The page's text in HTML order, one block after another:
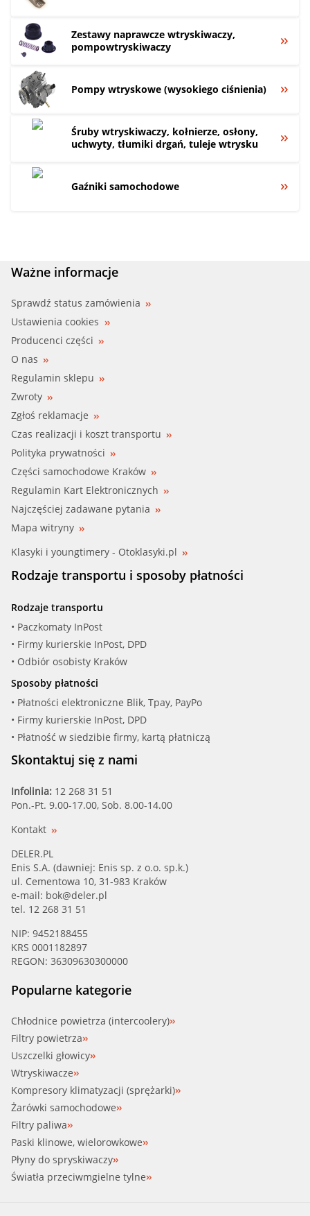
Zestawy naprawcze wtryskiwaczy,
pompowtryskiwaczy
Pompy wtryskowe (wysokiego ciśnienia)
Śruby wtryskiwaczy, kołnierze, osłony,
uchwyty, tłumiki drgań, tuleje wtrysku
Gaźniki samochodowe
Ważne informacje
Sprawdź status zamówienia
Ustawienia cookies
Producenci części
O nas
Regulamin sklepu
Zwroty
Zgłoś reklamacje
Czas realizacji i koszt transportu
Polityka prywatności
Części samochodowe Kraków
Regulamin Kart Elektronicznych
Najczęściej zadawane pytania
Mapa witryny
Klasyki i youngtimery - Otoklasyki.pl
Rodzaje transportu i sposoby płatności
Rodzaje transportu
• Paczkomaty InPost
• Firmy kurierskie InPost, DPD
• Odbiór osobisty Kraków
Sposoby płatności
• Płatności elektroniczne Blik, Tpay, PayPo
• Firmy kurierskie InPost, DPD
• Płatność w siedzibie firmy, kartą płatniczą
Skontaktuj się z nami
Infolinia: 12 268 31 51
Pon.-Pt. 9.00-17.00, Sob. 8.00-14.00
Kontakt
DELER.PL
Enis S.A. (dawniej: Enis sp. z o.o. sp.k.)
ul. Cementowa 10, 31-983 Kraków
e-mail: bok@deler.pl
tel. 12 268 31 51
NIP: 9452188455
KRS 0001182897
REGON: 36309630300000
Popularne kategorie
Chłodnice powietrza (intercoolery)
Filtry powietrza
Uszczelki głowicy
Wtryskiwacze
Kompresory klimatyzacji (sprężarki)
Żarówki samochodowe
Filtry paliwa
Paski klinowe, wielorowkowe
Płyny do spryskiwaczy
Światła przeciwmgielne tylne